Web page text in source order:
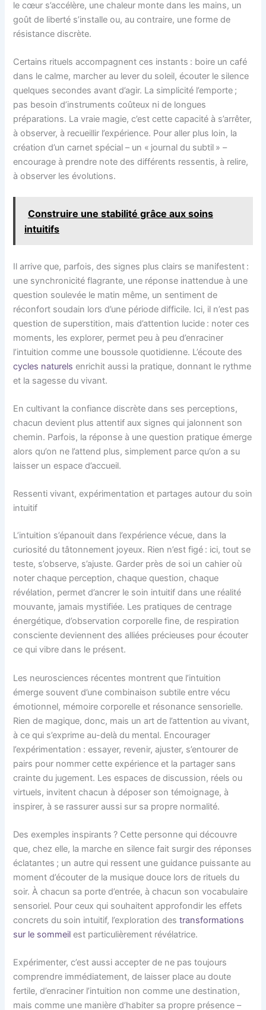
le cœur s’accélère, une chaleur monte dans les mains, un
goût de liberté s’installe ou, au contraire, une forme de
résistance discrète.
Certains rituels accompagnent ces instants : boire un café
dans le calme, marcher au lever du soleil, écouter le silence
quelques secondes avant d’agir. La simplicité l’emporte ;
pas besoin d’instruments coûteux ni de longues
préparations. La vraie magie, c’est cette capacité à s’arrêter,
à observer, à recueillir l’expérience. Pour aller plus loin, la
création d’un carnet spécial – un « journal du subtil » –
encourage à prendre note des différents ressentis, à relire,
à observer les évolutions.
Construire une stabilité grâce aux soins
intuitifs
Il arrive que, parfois, des signes plus clairs se manifestent :
une synchronicité flagrante, une réponse inattendue à une
question soulevée le matin même, un sentiment de
réconfort soudain lors d’une période difficile. Ici, il n’est pas
question de superstition, mais d’attention lucide : noter ces
moments, les explorer, permet peu à peu d’enraciner
l’intuition comme une boussole quotidienne. L’écoute des
cycles naturels enrichit aussi la pratique, donnant le rythme
et la sagesse du vivant.
En cultivant la confiance discrète dans ses perceptions,
chacun devient plus attentif aux signes qui jalonnent son
chemin. Parfois, la réponse à une question pratique émerge
alors qu’on ne l’attend plus, simplement parce qu’on a su
laisser un espace d’accueil.
Ressenti vivant, expérimentation et partages autour du soin
intuitif
L’intuition s’épanouit dans l’expérience vécue, dans la
curiosité du tâtonnement joyeux. Rien n’est figé : ici, tout se
teste, s’observe, s’ajuste. Garder près de soi un cahier où
noter chaque perception, chaque question, chaque
révélation, permet d’ancrer le soin intuitif dans une réalité
mouvante, jamais mystifiée. Les pratiques de centrage
énergétique, d’observation corporelle fine, de respiration
consciente deviennent des alliées précieuses pour écouter
ce qui vibre dans le présent.
Les neurosciences récentes montrent que l’intuition
émerge souvent d’une combinaison subtile entre vécu
émotionnel, mémoire corporelle et résonance sensorielle.
Rien de magique, donc, mais un art de l’attention au vivant,
à ce qui s’exprime au-delà du mental. Encourager
l’expérimentation : essayer, revenir, ajuster, s’entourer de
pairs pour nommer cette expérience et la partager sans
crainte du jugement. Les espaces de discussion, réels ou
virtuels, invitent chacun à déposer son témoignage, à
inspirer, à se rassurer aussi sur sa propre normalité.
Des exemples inspirants ? Cette personne qui découvre
que, chez elle, la marche en silence fait surgir des réponses
éclatantes ; un autre qui ressent une guidance puissante au
moment d’écouter de la musique douce lors de rituels du
soir. À chacun sa porte d’entrée, à chacun son vocabulaire
sensoriel. Pour ceux qui souhaitent approfondir les effets
concrets du soin intuitif, l’exploration destransformations
sur le sommeil est particulièrement révélatrice.
Expérimenter, c’est aussi accepter de ne pas toujours
comprendre immédiatement, de laisser place au doute
fertile, d’enraciner l’intuition non comme une destination,
mais comme une manière d’habiter sa propre présence –